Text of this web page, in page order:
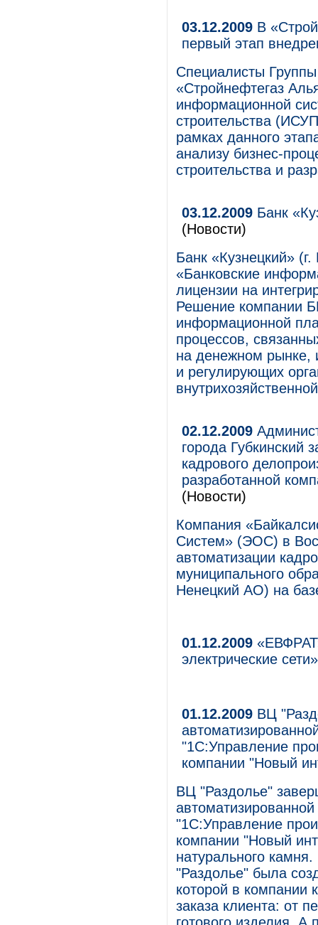
03.12.2009 В
первый этап
Специалисты
«Стройнефтегаз
информационной
строительства
рамках данного
анализу бизнес-
строительства и
03.12.2009 Банк
(Новости)
Банк «Кузнецкий»
«Банковские
лицензии на
Решение компании
информационной
процессов,
на денежном рынке,
и регулирующих
02.12.2009
города Губкинский
кадрового
разработанной
(Новости)
Компания
Систем» (ЭОС) в
автоматизации
муниципального
Ненецкий АО) на
01.12.2009
электрические сети»
01.12.2009 ВЦ
"1С:Управление
компании "Новый
ВЦ "Раздолье"
"1С:Управление
компании "Новый
натурального
"Раздолье" была
которой в компании
заказа клиента: от